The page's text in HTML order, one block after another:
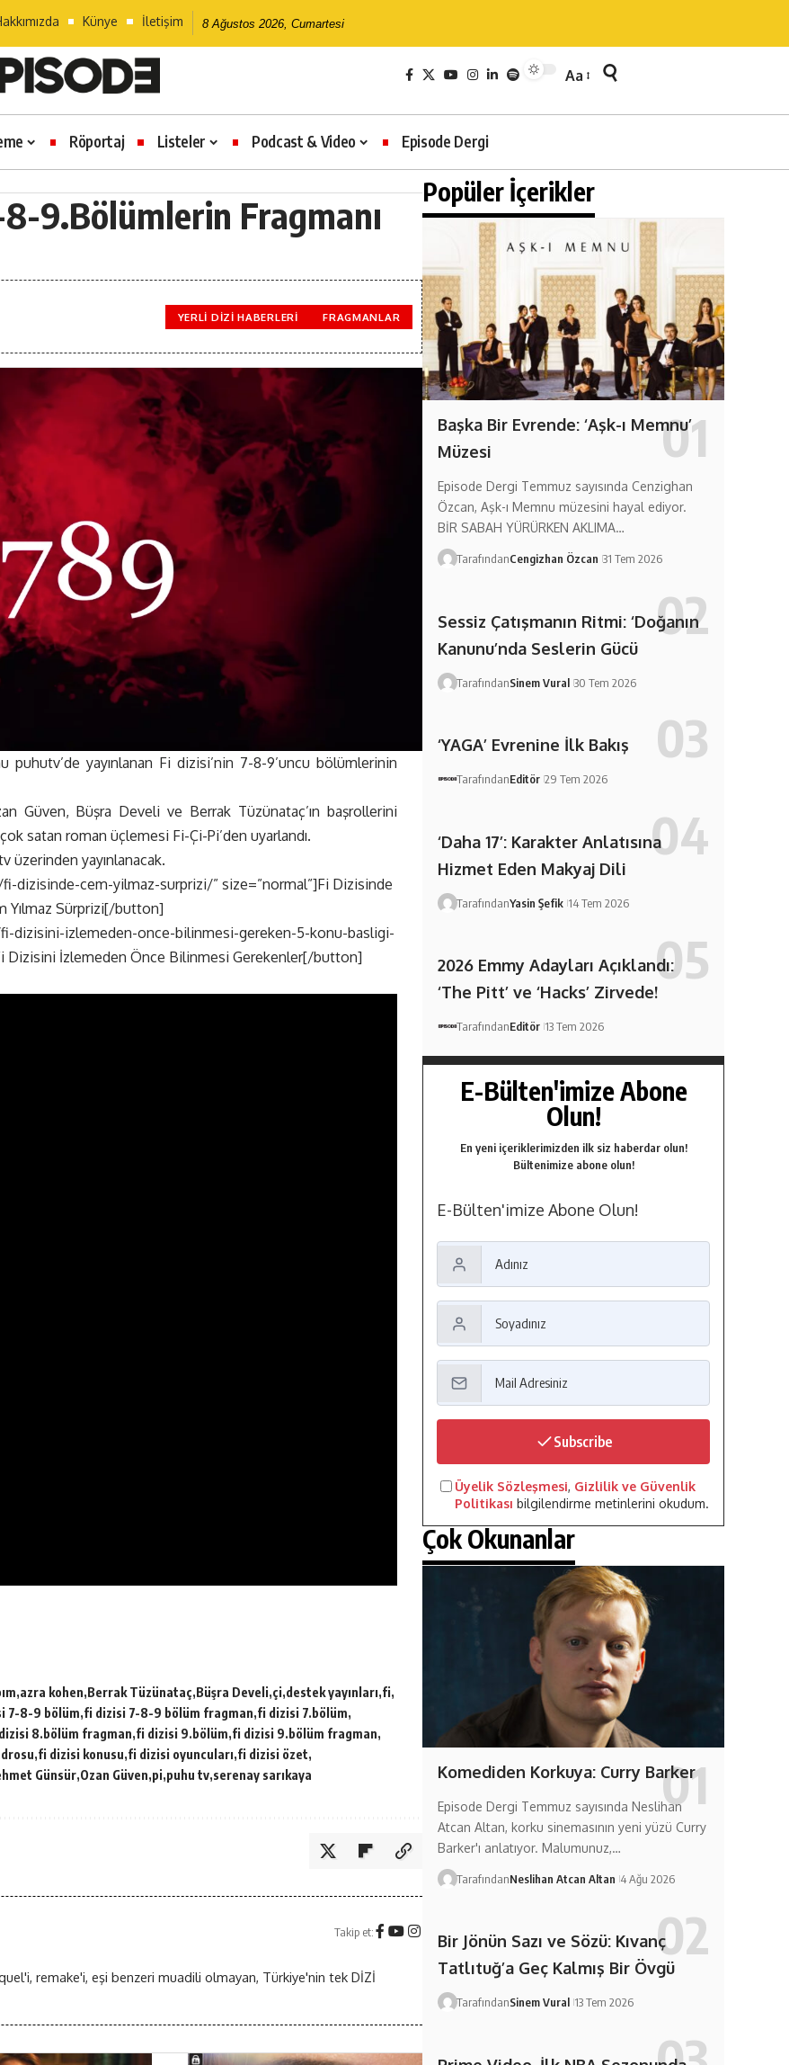
Künye İletişim 8 Ağustos 2026, Cumartesi
Aa
Röportaj Listeler Podcast & Video Episode Dergi
9.Bölümlerin Fragmanı
YERLI DIZI HABERLERI FRAGMANLAR
puhutv’de yayınlanan Fi dizisi’nin 7-8-9’uncu bölümlerinin
Güven, Büşra Develi ve Berrak Tüzünataç’ın başrollerini
satan roman üçlemesi Fi-Çi-Pi’den uyarlandı.
üzerinden yayınlanacak.
cem-yilmaz-surprizi/” size=”normal”]Fi Dizisinde
Yılmaz Sürprizi[/button]
dizisini-izlemeden-once-bilinmesi-gereken-5-konu-basligi-
Dizisini İzlemeden Önce Bilinmesi Gerekenler[/button]
azra kohen Berrak Tüzünataç Büşra Develi çi destek yayınları fi
7-8-9 bölüm fi dizisi 7-8-9 bölüm fragman fi dizisi 7.bölüm
8.bölüm fragman fi dizisi 9.bölüm fi dizisi 9.bölüm fragman
fi dizisi konusu fi dizisi oyuncuları fi dizisi özet
Günsür Ozan Güven pi puhu tv serenay sarıkaya
Takip et:
remake'i, eşi benzeri muadili olmayan, Türkiye'nin tek DİZİ
Popüler İçerikler
Başka Bir Evrende: ‘Aşk-ı Memnu’
Müzesi
Episode Dergi Temmuz sayısında Cenzighan
Özcan, Aşk-ı Memnu müzesini hayal ediyor.
BİR SABAH YÜRÜRKEN AKLIMA…
TarafındanCengizhan Özcan 31 Tem 2026
Sessiz Çatışmanın Ritmi: ‘Doğanın
Kanunu’nda Seslerin Gücü
TarafındanSinem Vural 30 Tem 2026
‘YAGA’ Evrenine İlk Bakış
TarafındanEditör 29 Tem 2026
‘Daha 17’: Karakter Anlatısına
Hizmet Eden Makyaj Dili
TarafındanYasin Şefik 14 Tem 2026
2026 Emmy Adayları Açıklandı:
‘The Pitt’ ve ‘Hacks’ Zirvede!
TarafındanEditör 13 Tem 2026
E-Bülten'imize Abone
Olun!
En yeni içeriklerimizden ilk siz haberdar olun!
Bültenimize abone olun!
E-Bülten'imize Abone Olun!
Subscribe
Üyelik Sözleşmesi, Gizlilik ve Güvenlik
Politikası bilgilendirme metinlerini okudum.
Çok Okunanlar
Komediden Korkuya: Curry Barker
Episode Dergi Temmuz sayısında Neslihan
Atcan Altan, korku sinemasının yeni yüzü Curry
Barker'ı anlatıyor. Malumunuz,…
TarafındanNeslihan Atcan Altan 4 Ağu 2026
Bir Jönün Sazı ve Sözü: Kıvanç
Tatlıtuğ’a Geç Kalmış Bir Övgü
TarafındanSinem Vural 13 Tem 2026